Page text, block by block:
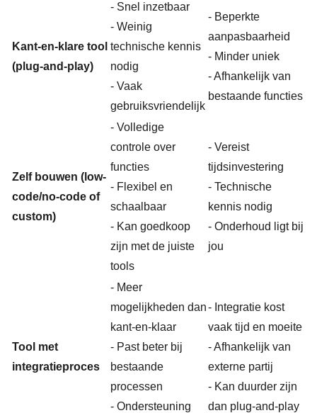
Kant-en-klare tool
(plug-and-play)
- Snel inzetbaar
- Weinig
technische kennis
nodig
- Vaak
gebruiksvriendelijk
- Beperkte
aanpasbaarheid
- Minder uniek
- Afhankelijk van
bestaande functies
Zelf bouwen (low-
code/no-code of
custom)
- Volledige
controle over
functies
- Flexibel en
schaalbaar
- Kan goedkoop
zijn met de juiste
tools
- Vereist
tijdsinvestering
- Technische
kennis nodig
- Onderhoud ligt bij
jou
Tool met
integratieproces
- Meer
mogelijkheden dan
kant-en-klaar
- Past beter bij
bestaande
processen
- Ondersteuning
- Integratie kost
vaak tijd en moeite
- Afhankelijk van
externe partij
- Kan duurder zijn
dan plug-and-play